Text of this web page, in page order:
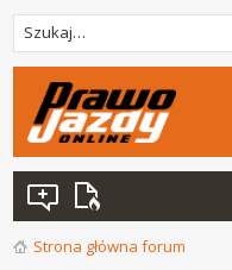
Strona główna forum